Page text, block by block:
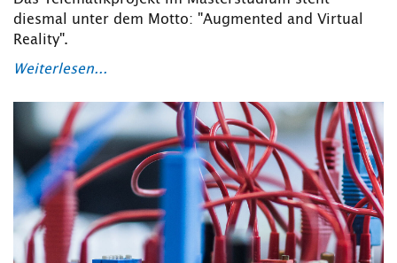
diesmal unter dem Motto: "Augmented and Virtual
Reality".
Weiterlesen...